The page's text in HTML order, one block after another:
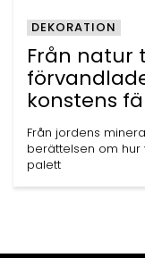
Från natur
konstens
Från jordens
berättelsen om
palett
DEKORATION